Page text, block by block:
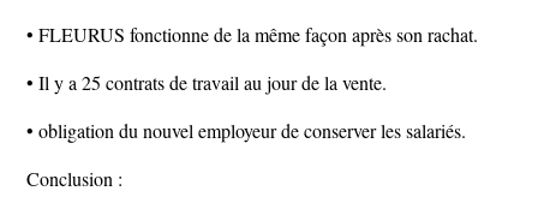
• FLEURUS fonctionne de la même façon après son rachat.
• Il y a 25 contrats de travail au jour de la vente.
• obligation du nouvel employeur de conserver les salariés.
Conclusion :